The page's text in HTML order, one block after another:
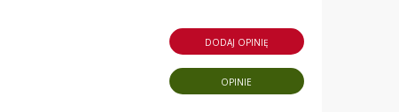
DODAJ OPINIĘ
OPINIE